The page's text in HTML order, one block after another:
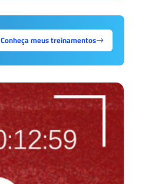
Conheça meus treinamentos